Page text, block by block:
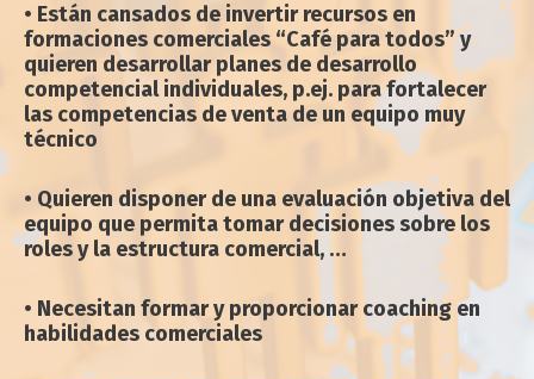
• Están cansados de invertir recursos en
formaciones comerciales “Café para todos” y
quieren desarrollar planes de desarrollo
competencial individuales, p.ej. para fortalecer
las competencias de venta de un equipo muy
técnico
• Quieren disponer de una evaluación objetiva del
equipo que permita tomar decisiones sobre los
roles y la estructura comercial, …
• Necesitan formar y proporcionar coaching en
habilidades comerciales